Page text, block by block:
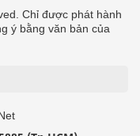
Chỉ được phát hành
ý bằng văn bản của